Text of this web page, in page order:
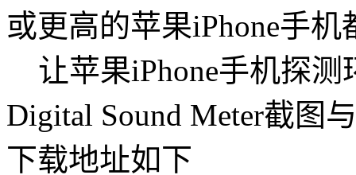
或更高的苹果iPhone手
让苹果iPhone手机探测
Digital Sound Meter截图
下载地址如下